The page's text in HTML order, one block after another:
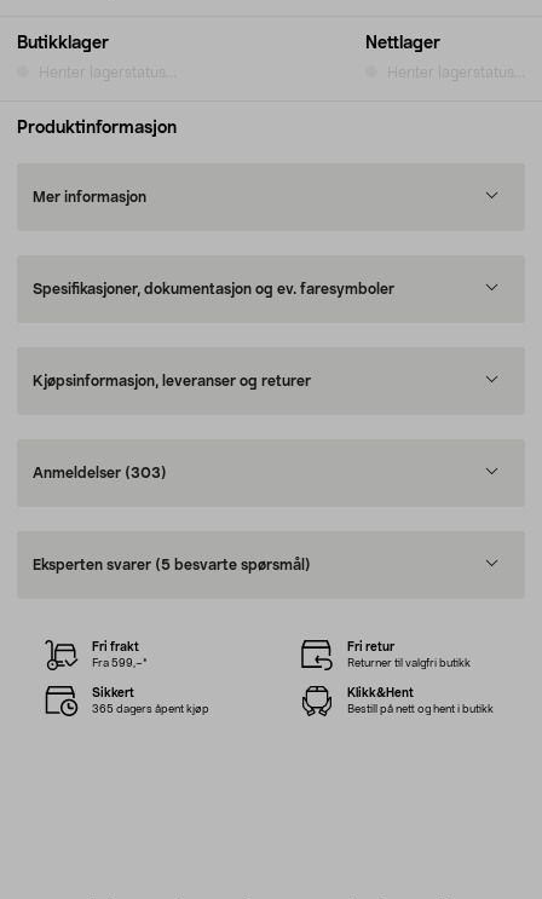
Butikklager
Henter lagerstatus...
Nettlager
Henter lagerstatus...
Produktinformasjon
Mer informasjon
Spesifikasjoner, dokumentasjon og ev. faresymboler
Kjøpsinformasjon, leveranser og returer
Anmeldelser (303)
Eksperten svarer (5 besvarte spørsmål)
Fri frakt
Fra 599,–*
Fri retur
Returner til valgfri butikk
Sikkert
365 dagers åpent kjøp
Klikk&Hent
Bestill på nett og hent i butikk